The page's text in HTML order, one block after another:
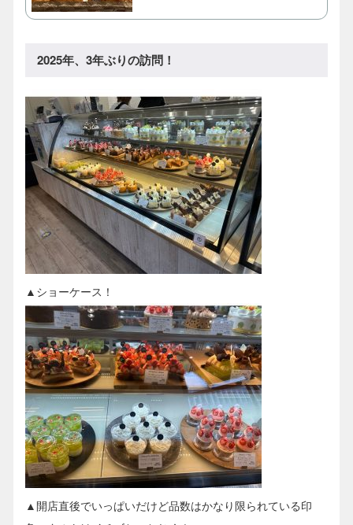
2025年、3年ぶりの訪問！
▲ショーケース！
▲開店直後でいっぱいだけど品数はかなり限られている印